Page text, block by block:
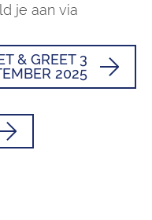
je aan via
& GREET 3
2025